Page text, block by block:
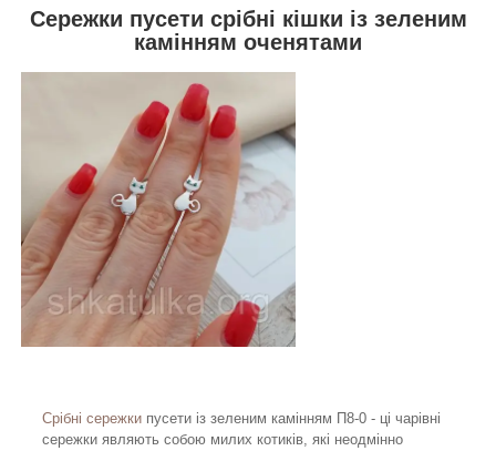
Сережки пусети срібні кішки із зеленим
камінням оченятами
Срібні сережки пусети із зеленим камінням П8-0 - ці чарівні
сережки являють собою милих котиків, які неодмінно